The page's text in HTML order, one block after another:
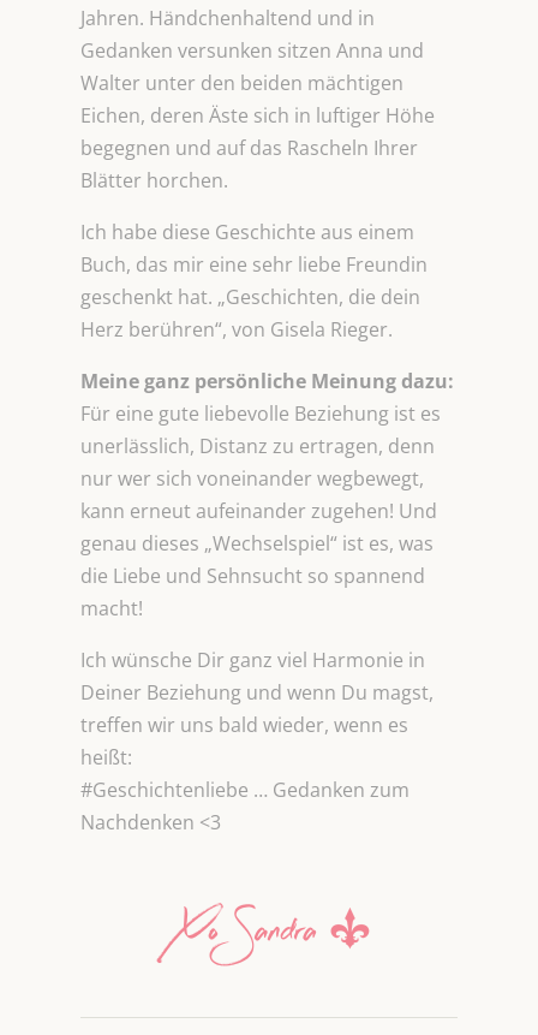
Jahren. Händchenhaltend und in
Gedanken versunken sitzen Anna und
Walter unter den beiden mächtigen
Eichen, deren Äste sich in luftiger Höhe
begegnen und auf das Rascheln Ihrer
Blätter horchen.
Ich habe diese Geschichte aus einem
Buch, das mir eine sehr liebe Freundin
geschenkt hat. „Geschichten, die dein
Herz berühren“, von Gisela Rieger.
Meine ganz persönliche Meinung dazu:
Für eine gute liebevolle Beziehung ist es
unerlässlich, Distanz zu ertragen, denn
nur wer sich voneinander wegbewegt,
kann erneut aufeinander zugehen! Und
genau dieses „Wechselspiel“ ist es, was
die Liebe und Sehnsucht so spannend
macht!
Ich wünsche Dir ganz viel Harmonie in
Deiner Beziehung und wenn Du magst,
treffen wir uns bald wieder, wenn es
heißt:
#Geschichtenliebe … Gedanken zum
Nachdenken <3